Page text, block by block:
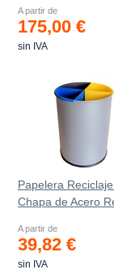
A partir de
175,00 €
sin IVA
Papelera
Chapa de Acero
A partir de
39,82 €
sin IVA